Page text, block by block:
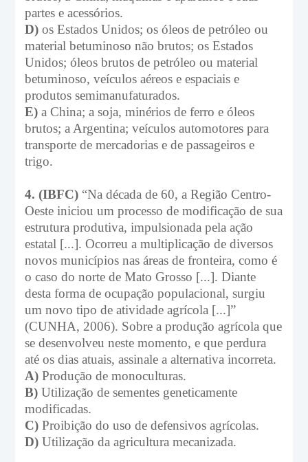
partes e acessórios.
D) os Estados Unidos; os óleos de petróleo ou
material betuminoso não brutos; os Estados
Unidos; óleos brutos de petróleo ou material
betuminoso, veículos aéreos e espaciais e
produtos semimanufaturados.
E) a China; a soja, minérios de ferro e óleos
brutos; a Argentina; veículos automotores para
transporte de mercadorias e de passageiros e
trigo.
4. (IBFC) “Na década de 60, a Região Centro-
Oeste iniciou um processo de modificação de sua
estrutura produtiva, impulsionada pela ação
estatal [...]. Ocorreu a multiplicação de diversos
novos municípios nas áreas de fronteira, como é
o caso do norte de Mato Grosso [...]. Diante
desta forma de ocupação populacional, surgiu
um novo tipo de atividade agrícola [...]”
(CUNHA, 2006). Sobre a produção agrícola que
se desenvolveu neste momento, e que perdura
até os dias atuais, assinale a alternativa incorreta.
A) Produção de monoculturas.
B) Utilização de sementes geneticamente
modificadas.
C) Proibição do uso de defensivos agrícolas.
D) Utilização da agricultura mecanizada.